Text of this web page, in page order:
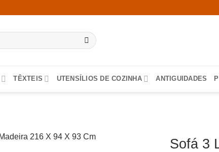
TÊXTEIS UTENSÍLIOS DE COZINHA ANTIGUIDADES
Sofá 3